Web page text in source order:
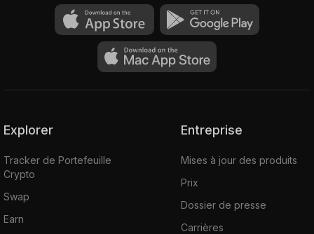
Explorer
Tracker de Portefeuille
Crypto
Swap
Earn
Entreprise
Mises à jour des produits
Prix
Dossier de presse
Carrières